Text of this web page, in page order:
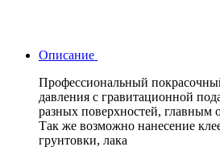
Описание
Профессиональный
давления с гравитационной
разных поверхностей, главным
Так же возможно нанесение
грунтовки, лака